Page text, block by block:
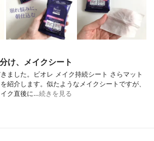
け、メイクシート
ました。ビオレ メイク持続シート さらマット
紹介します。似たようなメイクシートですが、
イク直後に…続きを見る